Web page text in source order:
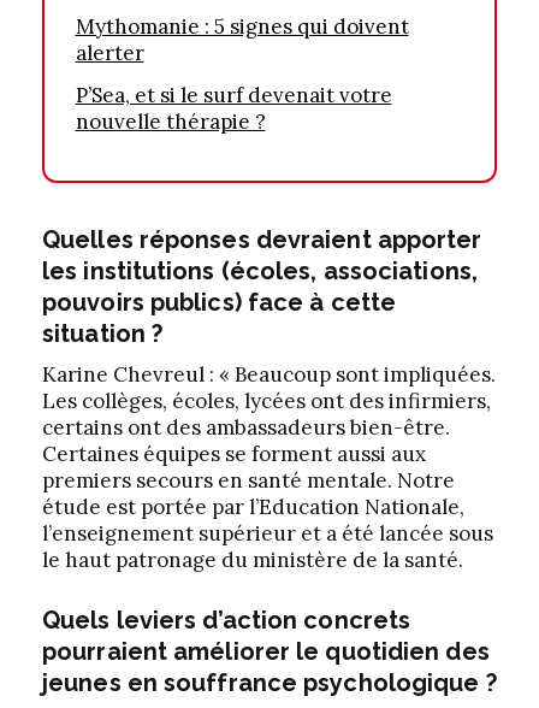
Mythomanie : 5 signes qui doivent
alerter
P’Sea, et si le surf devenait votre
nouvelle thérapie ?
Quelles réponses devraient apporter
les institutions (écoles, associations,
pouvoirs publics) face à cette
situation ?
Karine Chevreul : « Beaucoup sont impliquées.
Les collèges, écoles, lycées ont des infirmiers,
certains ont des ambassadeurs bien-être.
Certaines équipes se forment aussi aux
premiers secours en santé mentale. Notre
étude est portée par l’Education Nationale,
l’enseignement supérieur et a été lancée sous
le haut patronage du ministère de la santé.
Quels leviers d’action concrets
pourraient améliorer le quotidien des
jeunes en souffrance psychologique ?